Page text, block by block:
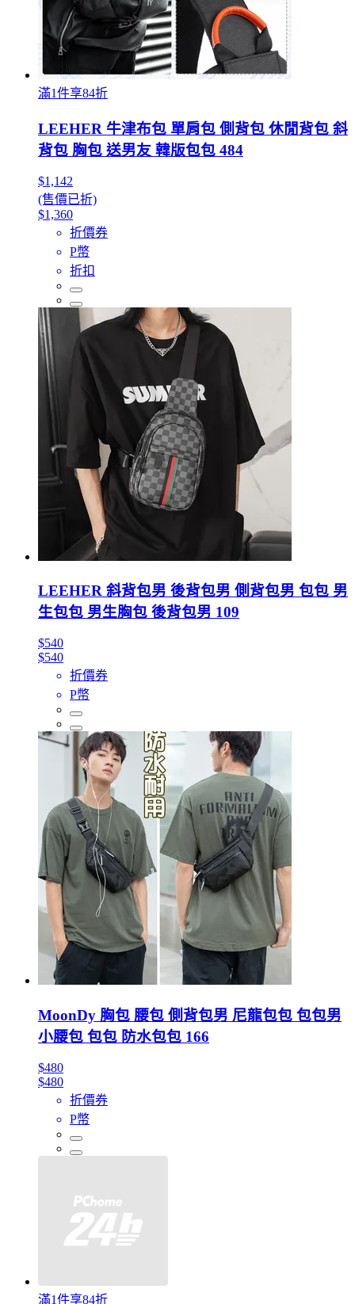
滿1件享84折
LEEHER 牛津布包 單肩包 側背包 休閒背包 斜
背包 胸包 送男友 韓版包包 484
$1,142
(售價已折)
$1,360
折價券
P幣
折扣
LEEHER 斜背包男 後背包男 側背包男 包包 男
生包包 男生胸包 後背包男 109
$540
$540
折價券
P幣
MoonDy 胸包 腰包 側背包男 尼龍包包 包包男
小腰包 包包 防水包包 166
$480
$480
折價券
P幣
滿1件享84折